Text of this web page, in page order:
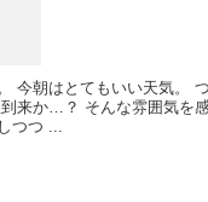
今朝はとてもいい天気。
来か…？ そんな雰囲気を
つつ ...